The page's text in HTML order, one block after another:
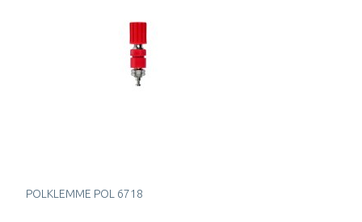
POLKLEMME POL 6718